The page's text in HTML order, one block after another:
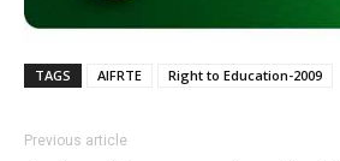
TAGS AIFRTE Right to Education-2009
Previous article